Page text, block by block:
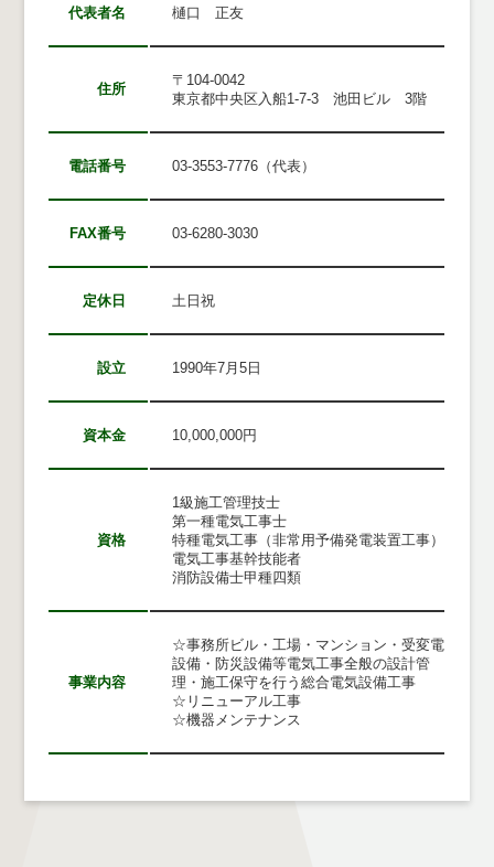
代表者名 樋口 正友
住所
〒104-0042
東京都中央区入船1-7-3 池田ビル 3階
電話番号 03-3553-7776（代表）
FAX番号 03-6280-3030
定休日 土日祝
設立 1990年7月5日
資本金 10,000,000円
資格
1級施工管理技士
第一種電気工事士
特種電気工事（非常用予備発電装置工事）
電気工事基幹技能者
消防設備士甲種四類
事業内容
☆事務所ビル・工場・マンション・受変電
設備・防災設備等電気工事全般の設計管
理・施工保守を行う総合電気設備工事
☆リニューアル工事
☆機器メンテナンス